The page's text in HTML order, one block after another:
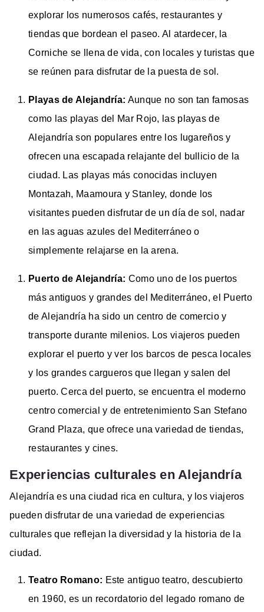
explorar los numerosos cafés, restaurantes y
tiendas que bordean el paseo. Al atardecer, la
Corniche se llena de vida, con locales y turistas que
se reúnen para disfrutar de la puesta de sol.
Playas de Alejandría: Aunque no son tan famosas
como las playas del Mar Rojo, las playas de
Alejandría son populares entre los lugareños y
ofrecen una escapada relajante del bullicio de la
ciudad. Las playas más conocidas incluyen
Montazah, Maamoura y Stanley, donde los
visitantes pueden disfrutar de un día de sol, nadar
en las aguas azules del Mediterráneo o
simplemente relajarse en la arena.
Puerto de Alejandría: Como uno de los puertos
más antiguos y grandes del Mediterráneo, el Puerto
de Alejandría ha sido un centro de comercio y
transporte durante milenios. Los viajeros pueden
explorar el puerto y ver los barcos de pesca locales
y los grandes cargueros que llegan y salen del
puerto. Cerca del puerto, se encuentra el moderno
centro comercial y de entretenimiento San Stefano
Grand Plaza, que ofrece una variedad de tiendas,
restaurantes y cines.
Experiencias culturales en Alejandría
Alejandría es una ciudad rica en cultura, y los viajeros
pueden disfrutar de una variedad de experiencias
culturales que reflejan la diversidad y la historia de la
ciudad.
Teatro Romano: Este antiguo teatro, descubierto
en 1960, es un recordatorio del legado romano de